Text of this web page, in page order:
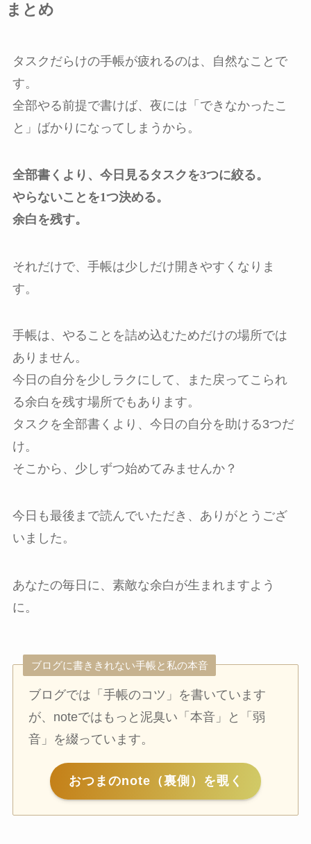
まとめ
タスクだらけの手帳が疲れるのは、自然なことで
す。
全部やる前提で書けば、夜には「できなかったこ
と」ばかりになってしまうから。
全部書くより、今日見るタスクを3つに絞る。
やらないことを1つ決める。
余白を残す。
それだけで、手帳は少しだけ開きやすくなりま
す。
手帳は、やることを詰め込むためだけの場所では
ありません。
今日の自分を少しラクにして、また戻ってこられ
る余白を残す場所でもあります。
タスクを全部書くより、今日の自分を助ける3つだ
け。
そこから、少しずつ始めてみませんか？
今日も最後まで読んでいただき、ありがとうござ
いました。
あなたの毎日に、素敵な余白が生まれますよう
に。
ブログに書ききれない手帳と私の本音
ブログでは「手帳のコツ」を書いています
が、noteではもっと泥臭い「本音」と「弱
音」を綴っています。
おつまのnote（裏側）を覗く